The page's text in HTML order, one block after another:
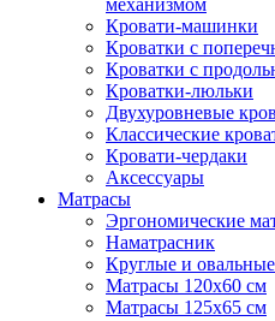
механизмом
Кровати-машинки
Кроватки с
Кроватки с
Кроватки-люльки
Двухуровневые
Классические
Кровати-чердаки
Аксессуары
Матрасы
Эргономические
Наматрасник
Круглые и
Матрасы 120х60 см
Матрасы 125х65 см